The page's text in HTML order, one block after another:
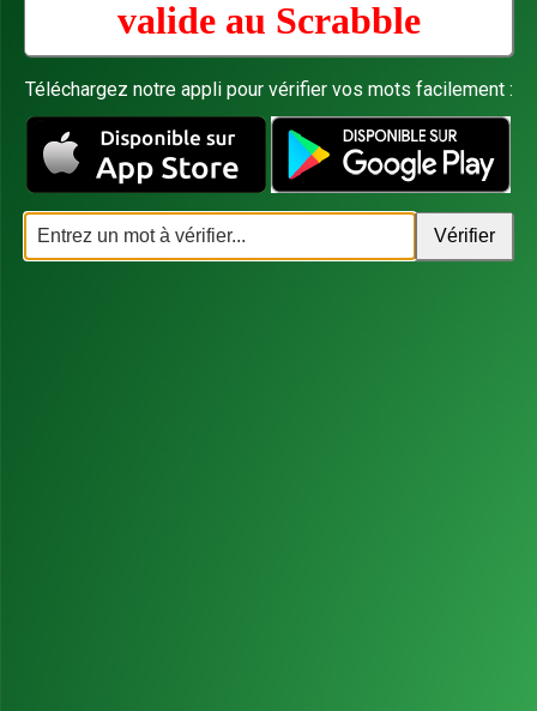
valide au Scrabble
Téléchargez notre appli pour vérifier vos mots facilement :